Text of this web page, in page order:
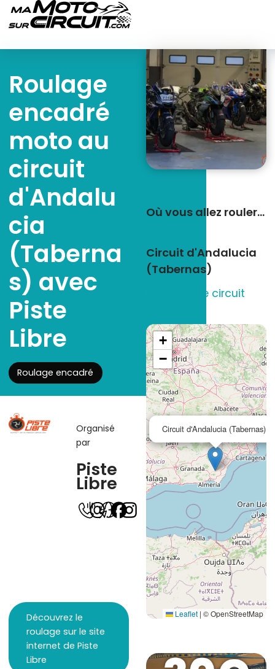
Roulage
encadré
moto au
circuit
d'Andalu
cia
(Taberna
s) avec
Piste
Libre
Roulage encadré
Organisé
par
Piste
Libre
Découvrez le
roulage sur le site
internet de Piste
Libre
Où vous allez rouler…
Circuit d'Andalucia
(Tabernas)
Découvrir le circuit
Circuit d'Andalucia (Tabernas)
+
−
Leaflet | © OpenStreetMap